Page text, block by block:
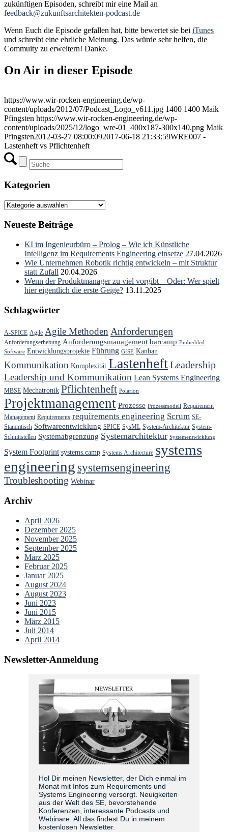
zukünftigen Episoden, schreibt mir eine Mail an
feedback@zukunftsarchitekten-podcast.de
Wenn Euch die Episode gefallen hat, bitte bewertet sie bei iTunes
und schreibt eine ehrliche Meinung. Das würde sehr helfen, die
Commuity zu erweitern! Danke.
On Air in dieser Episode
https://www.wir-rocken-engineering.de/wp-
content/uploads/2012/07/Podcast_Logo_v611.jpg 1400 1400 Maik
Pfingsten https://www.wir-rocken-engineering.de/wp-
content/uploads/2025/12/logo_wre-01_400x187-300x140.png Maik
Pfingsten2012-03-27 08:00:092017-06-18 21:33:59WRE007 -
Lastenheft vs Pflichtenheft
Kategorien
Kategorien
Neueste Beiträge
KI im Ingenieurbüro – Prolog – Wie ich Künstliche
Intelligenz im Requirements Engineering einsetze 27.04.2026
Wie Unternehmen Robotik richtig entwickeln – mit Struktur
statt Zufall 20.04.2026
Wenn der Produktmanager zu viel vorgibt – Oder: Wer spielt
hier eigentlich die erste Geige? 13.11.2025
Schlagwörter
A-SPICE Agile Agile Methoden Anforderungen
Anforderungserhebung Anforderungsmanagement barcamp Embedded
Software Entwicklungsprojekte Führung GfSE Kanban
Kommunikation Komplexität LastenheftLeadership
Leadership und Kommunikation Lean Systems Engineering
MBSE Mechatronik Pflichtenheft Polarion
Projektmanagement Prozesse Prozessmodell Requirement
Management Requirements requirements engineering Scrum SE-
Stammtisch Softwareentwicklung SPICE SysML System-Architektur System-
Schnittstellen Systemabgrenzung Systemarchitektur Systementwicklung
System Footprint systems.camp Systems Architecture systems
engineering systemsengineering
Troubleshooting Webinar
Archiv
April 2026
Dezember 2025
November 2025
September 2025
März 2025
Februar 2025
Januar 2025
August 2024
August 2023
Juni 2023
Juni 2015
März 2015
Juli 2014
April 2014
Newsletter-Anmeldung
Hol Dir meinen Newsletter, der Dich einmal im
Monat mit Infos zum Requirements und
Systems Engineering versorgt. Neuigkeiten
aus der Welt des SE, bevorstehende
Konferenzen, interessante Podcasts und
Webinare. All das findest Du in meinem
kostenlosen Newsletter.